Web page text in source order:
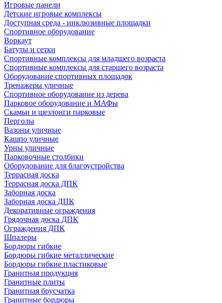
Игровые панели
Детские игровые комплексы
Доступная среда - инклюзивные площадки
Спортивное оборудование
Воркаут
Батуты и сетки
Спортивные комплексы для младшего возраста
Спортивные комплексы для старшего возраста
Оборудование спортивных площадок
Тренажеры уличные
Спортивное оборудование из дерева
Парковое оборудование и МАФы
Скамьи и шезлонги парковые
Перголы
Вазоны уличные
Кашпо уличные
Урны уличные
Парковочные столбики
Оборудование для благоустройства
Террасная доска
Террасная доска ДПК
Заборная доска
Заборная доска ДПК
Декоративные ограждения
Грядочная доска ДПК
Ограждения ДПК
Шпалеры
Бордюры гибкие
Бордюры гибкие металлические
Бордюры гибкие пластиковые
Гранитная продукция
Гранитные плиты
Гранитная брусчатка
Гранитные бордюры